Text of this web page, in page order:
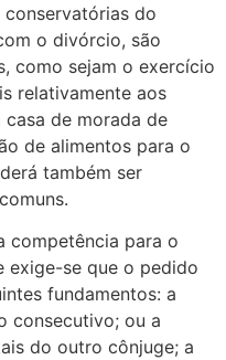
do
o divórcio, são
como sejam o exercício
relativamente aos
de morada de
de alimentos para o
também ser
competência para o
exige-se que o pedido
fundamentos: a
consecutivo; ou a
do outro cônjuge; a